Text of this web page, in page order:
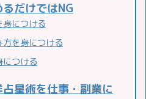
だけではNG
につける
を身につける
つける
占星術を仕事・副業に